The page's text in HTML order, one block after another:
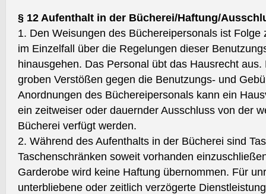
§ 12 Aufenthalt in der Bücherei/Haftung/
1. Den Weisungen des Büchereipersonals ist Folge
im Einzelfall über die Regelungen dieser
hinausgehen. Das Personal übt das Hausrecht
groben Verstößen gegen die Benutzungs- und
Anordnungen des Büchereipersonals kann ein
ein zeitweiser oder dauernder Ausschluss von der
Bücherei verfügt werden.
2. Während des Aufenthalts in der Bücherei sind
Taschenschränken soweit vorhanden
Garderobe wird keine Haftung übernommen. Für
unterbliebene oder zeitlich verzögerte